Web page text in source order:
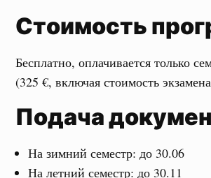
Стоимость
Бесплатно, оплачивается только
(325 €, включая стоимость
Подача
На зимний семестр: до 30.06
На летний семестр: до 30.11